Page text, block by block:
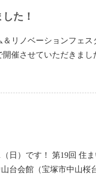
た！
リノベーションフェ
催させていただきま
日）です！ 第19回 住
山台会館（宝塚市中山桜